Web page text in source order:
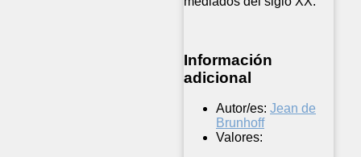
Información
adicional
Autor/es: Jean de
Brunhoff
Valores: